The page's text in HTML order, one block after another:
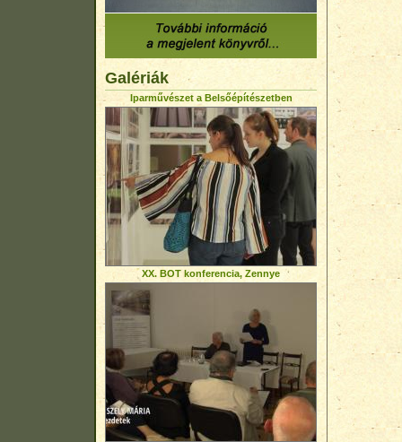
Galériák
Iparművészet a Belsőépítészetben
XX. BOT konferencia, Zennye